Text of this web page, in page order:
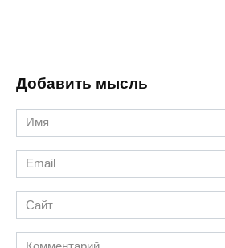
Добавить мысль
Имя
*
Email
*
Сайт
Комментарий